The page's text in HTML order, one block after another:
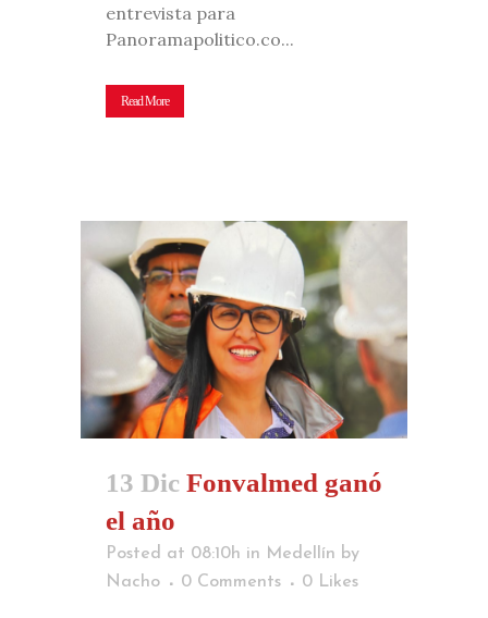
entrevista para
Panoramapolitico.co...
Read More
13 Dic Fonvalmed ganó
el año
Posted at 08:10h in Medellín by
Nacho
0 Comments 0 Likes